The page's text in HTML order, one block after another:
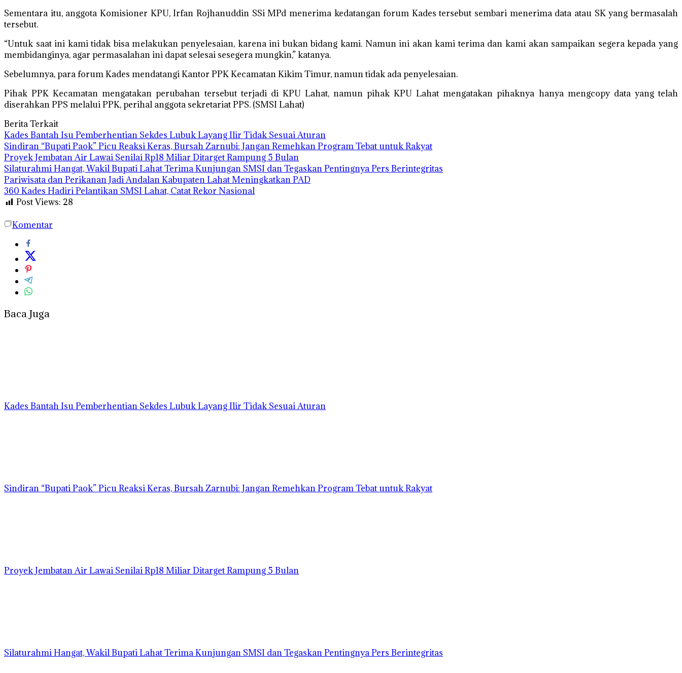
Sementara itu, anggota Komisioner KPU, Irfan Rojhanuddin SSi MPd menerima kedatangan forum Kades tersebut sembari menerima data atau SK yang bermasalah
tersebut.
“Untuk saat ini kami tidak bisa melakukan penyelesaian, karena ini bukan bidang kami. Namun ini akan kami terima dan kami akan sampaikan segera kepada yang
membidanginya, agar permasalahan ini dapat selesai sesegera mungkin,” katanya.
Sebelumnya, para forum Kades mendatangi Kantor PPK Kecamatan Kikim Timur, namun tidak ada penyelesaian.
Pihak PPK Kecamatan mengatakan perubahan tersebut terjadi di KPU Lahat, namun pihak KPU Lahat mengatakan pihaknya hanya mengcopy data yang telah
diserahkan PPS melalui PPK, perihal anggota sekretariat PPS. (SMSI Lahat)
Berita Terkait
Kades Bantah Isu Pemberhentian Sekdes Lubuk Layang Ilir Tidak Sesuai Aturan
Sindiran “Bupati Paok” Picu Reaksi Keras, Bursah Zarnubi: Jangan Remehkan Program Tebat untuk Rakyat
Proyek Jembatan Air Lawai Senilai Rp18 Miliar Ditarget Rampung 5 Bulan
Silaturahmi Hangat, Wakil Bupati Lahat Terima Kunjungan SMSI dan Tegaskan Pentingnya Pers Berintegritas
Pariwisata dan Perikanan Jadi Andalan Kabupaten Lahat Meningkatkan PAD
360 Kades Hadiri Pelantikan SMSI Lahat, Catat Rekor Nasional
Post Views: 28
Komentar
Baca Juga
Kades Bantah Isu Pemberhentian Sekdes Lubuk Layang Ilir Tidak Sesuai Aturan
Sindiran “Bupati Paok” Picu Reaksi Keras, Bursah Zarnubi: Jangan Remehkan Program Tebat untuk Rakyat
Proyek Jembatan Air Lawai Senilai Rp18 Miliar Ditarget Rampung 5 Bulan
Silaturahmi Hangat, Wakil Bupati Lahat Terima Kunjungan SMSI dan Tegaskan Pentingnya Pers Berintegritas